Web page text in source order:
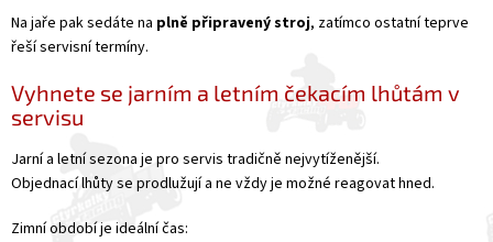
Na jaře pak sedáte na plně připravený stroj, zatímco ostatní teprve
řeší servisní termíny.
Vyhnete se jarním a letním čekacím lhůtám v
servisu
Jarní a letní sezona je pro servis tradičně nejvytíženější.
Objednací lhůty se prodlužují a ne vždy je možné reagovat hned.
Zimní období je ideální čas: